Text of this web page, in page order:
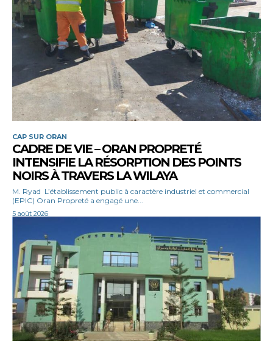
CAP SUR ORAN
CADRE DE VIE – ORAN PROPRETÉ
INTENSIFIE LA RÉSORPTION DES POINTS
NOIRS À TRAVERS LA WILAYA
M. Ryad L’établissement public à caractère industriel et commercial
(EPIC) Oran Propreté a engagé une...
5 août 2026